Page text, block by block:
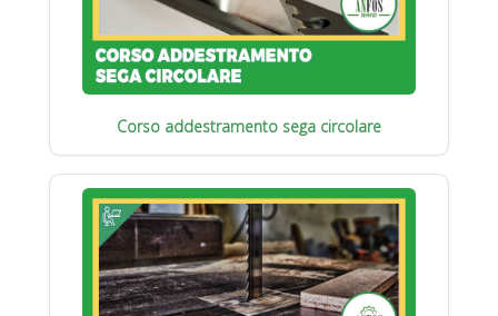
Corso addestramento sega circolare